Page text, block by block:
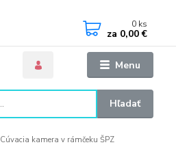
Menu
Hľadať
0 ks
za 0,00 €
Cúvacia kamera v rámčeku ŠPZ